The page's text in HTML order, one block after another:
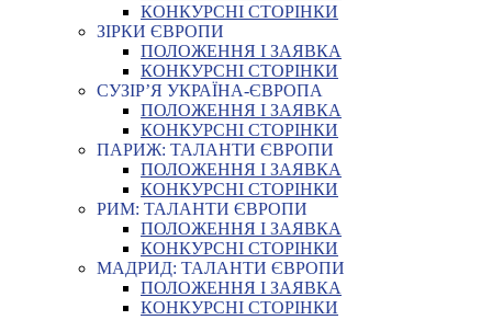
КОНКУРСНІ СТОРІНКИ
ЗІРКИ ЄВРОПИ
ПОЛОЖЕННЯ І ЗАЯВКА
КОНКУРСНІ СТОРІНКИ
СУЗІР’Я УКРАЇНА-ЄВРОПА
ПОЛОЖЕННЯ І ЗАЯВКА
КОНКУРСНІ СТОРІНКИ
ПАРИЖ: ТАЛАНТИ ЄВРОПИ
ПОЛОЖЕННЯ І ЗАЯВКА
КОНКУРСНІ СТОРІНКИ
РИМ: ТАЛАНТИ ЄВРОПИ
ПОЛОЖЕННЯ І ЗАЯВКА
КОНКУРСНІ СТОРІНКИ
МАДРИД: ТАЛАНТИ ЄВРОПИ
ПОЛОЖЕННЯ І ЗАЯВКА
КОНКУРСНІ СТОРІНКИ